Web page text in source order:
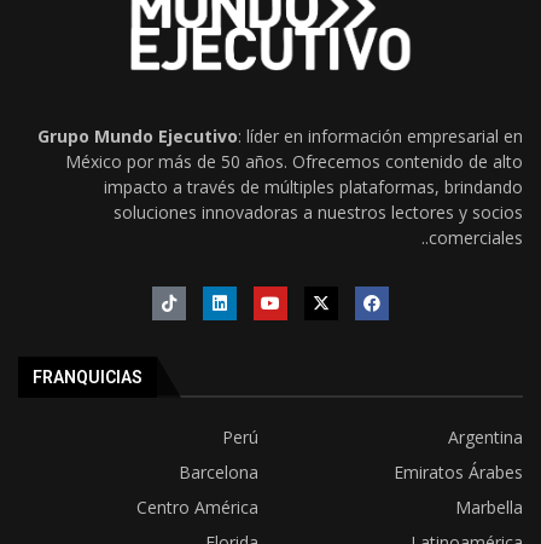
Grupo Mundo Ejecutivo: líder en información empresarial en
México por más de 50 años. Ofrecemos contenido de alto
impacto a través de múltiples plataformas, brindando
soluciones innovadoras a nuestros lectores y socios
comerciales..
FRANQUICIAS
Argentina
Perú
Emiratos Árabes
Barcelona
Marbella
Centro América